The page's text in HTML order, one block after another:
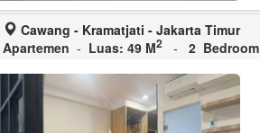
Cawang - Kramatjati - Jakarta Timur
Apartemen - Luas: 49 M2 - 2 Bedroom